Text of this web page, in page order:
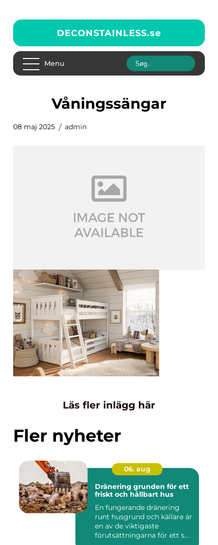
DECONSTAINLESS.se
Menu
Våningssängar
08 maj 2025 admin
Läs fler inlägg här
Fler nyheter
06. aug
Dränering grunden för ett
friskt och hållbart hus
En fungerande dränering
runt husgrund och källare är
en av de viktigaste
förutsättningarna för ett s...